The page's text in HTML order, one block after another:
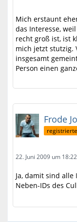
Mich erstaunt
das Interesse,
recht groß ist, ist
mich jetzt stutzig.
insgesamt
Person einen
Frode
22. Juni 2009 um 18:22
Ja, damit sind
Neben-IDs des